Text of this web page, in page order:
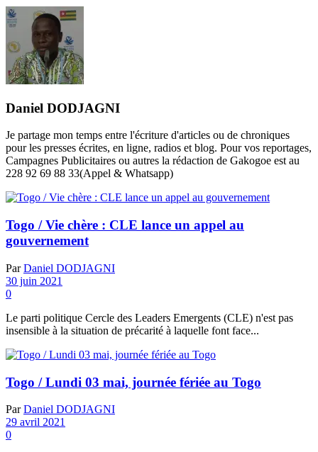
Daniel DODJAGNI
Je partage mon temps entre l'écriture d'articles ou de chroniques
pour les presses écrites, en ligne, radios et blog. Pour vos reportages,
Campagnes Publicitaires ou autres la rédaction de Gakogoe est au
228 92 69 88 33(Appel & Whatsapp)
Togo / Vie chère : CLE lance un appel au
gouvernement
Par Daniel DODJAGNI
30 juin 2021
0
Le parti politique Cercle des Leaders Emergents (CLE) n'est pas
insensible à la situation de précarité à laquelle font face...
Togo / Lundi 03 mai, journée fériée au Togo
Par Daniel DODJAGNI
29 avril 2021
0